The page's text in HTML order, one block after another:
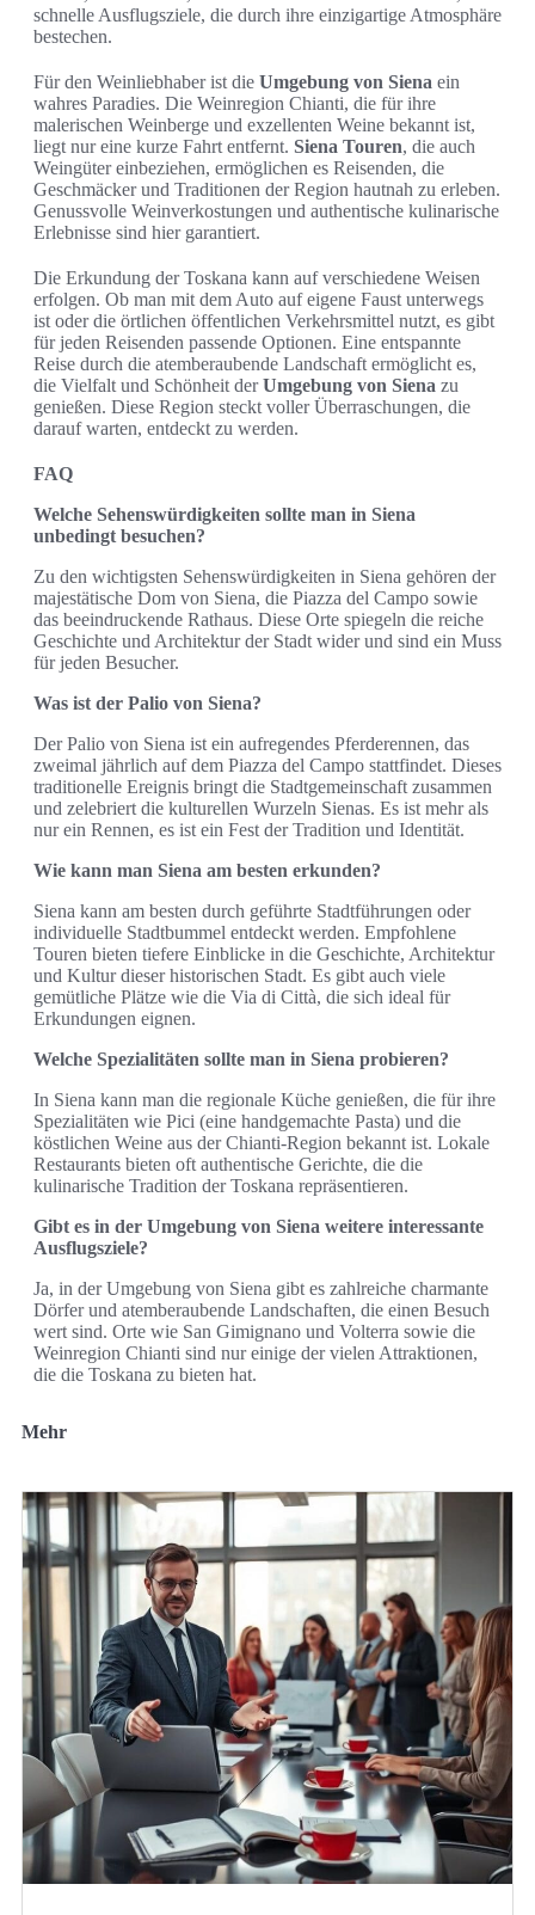
schnelle Ausflugsziele, die durch ihre einzigartige Atmosphäre
bestechen.
Für den Weinliebhaber ist die Umgebung von Siena ein
wahres Paradies. Die Weinregion Chianti, die für ihre
malerischen Weinberge und exzellenten Weine bekannt ist,
liegt nur eine kurze Fahrt entfernt. Siena Touren, die auch
Weingüter einbeziehen, ermöglichen es Reisenden, die
Geschmäcker und Traditionen der Region hautnah zu erleben.
Genussvolle Weinverkostungen und authentische kulinarische
Erlebnisse sind hier garantiert.
Die Erkundung der Toskana kann auf verschiedene Weisen
erfolgen. Ob man mit dem Auto auf eigene Faust unterwegs
ist oder die örtlichen öffentlichen Verkehrsmittel nutzt, es gibt
für jeden Reisenden passende Optionen. Eine entspannte
Reise durch die atemberaubende Landschaft ermöglicht es,
die Vielfalt und Schönheit derUmgebung von Siena zu
genießen. Diese Region steckt voller Überraschungen, die
darauf warten, entdeckt zu werden.
FAQ
Welche Sehenswürdigkeiten sollte man in Siena
unbedingt besuchen?
Zu den wichtigsten Sehenswürdigkeiten in Siena gehören der
majestätische Dom von Siena, die Piazza del Campo sowie
das beeindruckende Rathaus. Diese Orte spiegeln die reiche
Geschichte und Architektur der Stadt wider und sind ein Muss
für jeden Besucher.
Was ist der Palio von Siena?
Der Palio von Siena ist ein aufregendes Pferderennen, das
zweimal jährlich auf dem Piazza del Campo stattfindet. Dieses
traditionelle Ereignis bringt die Stadtgemeinschaft zusammen
und zelebriert die kulturellen Wurzeln Sienas. Es ist mehr als
nur ein Rennen, es ist ein Fest der Tradition und Identität.
Wie kann man Siena am besten erkunden?
Siena kann am besten durch geführte Stadtführungen oder
individuelle Stadtbummel entdeckt werden. Empfohlene
Touren bieten tiefere Einblicke in die Geschichte, Architektur
und Kultur dieser historischen Stadt. Es gibt auch viele
gemütliche Plätze wie die Via di Città, die sich ideal für
Erkundungen eignen.
Welche Spezialitäten sollte man in Siena probieren?
In Siena kann man die regionale Küche genießen, die für ihre
Spezialitäten wie Pici (eine handgemachte Pasta) und die
köstlichen Weine aus der Chianti-Region bekannt ist. Lokale
Restaurants bieten oft authentische Gerichte, die die
kulinarische Tradition der Toskana repräsentieren.
Gibt es in der Umgebung von Siena weitere interessante
Ausflugsziele?
Ja, in der Umgebung von Siena gibt es zahlreiche charmante
Dörfer und atemberaubende Landschaften, die einen Besuch
wert sind. Orte wie San Gimignano und Volterra sowie die
Weinregion Chianti sind nur einige der vielen Attraktionen,
die die Toskana zu bieten hat.
Mehr